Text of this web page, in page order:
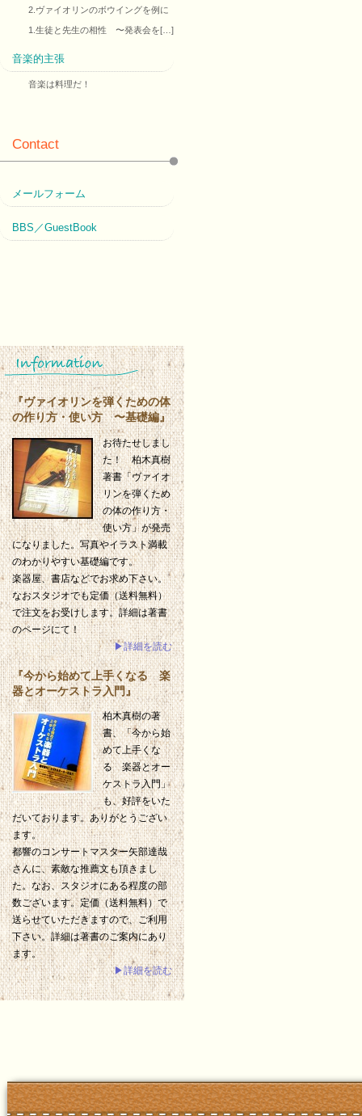
2.ヴァイオリンのボウイングを例に
1.生徒と先生の相性 〜発表会を[…]
音楽的主張
音楽は料理だ！
Contact
メールフォーム
BBS／GuestBook
『ヴァイオリンを弾くための体
の作り方・使い方 〜基礎編』
お待たせしまし
た！ 柏木真樹
著書「ヴァイオ
リンを弾くため
の体の作り方・
使い方」が発売
になりました。写真やイラスト満載
のわかりやすい基礎編です。
楽器屋、書店などでお求め下さい。
なおスタジオでも定価（送料無料）
で注文をお受けします。詳細は著書
のページにて！
▶詳細を読む
『今から始めて上手くなる 楽
器とオーケストラ入門』
柏木真樹の著
書、「今から始
めて上手くな
る 楽器とオー
ケストラ入門」
も、好評をいた
だいております。ありがとうござい
ます。
都響のコンサートマスター矢部達哉
さんに、素敵な推薦文も頂きまし
た。なお、スタジオにある程度の部
数ございます。定価（送料無料）で
送らせていただきますので、ご利用
下さい。詳細は著書のご案内にあり
ます。
▶詳細を読む